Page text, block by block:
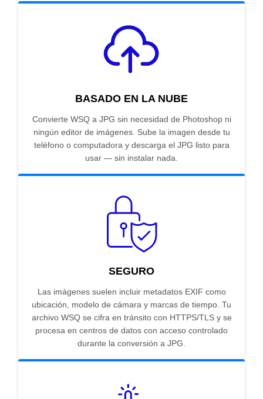
BASADO EN LA NUBE
Convierte WSQ a JPG sin necesidad de Photoshop ni
ningún editor de imágenes. Sube la imagen desde tu
teléfono o computadora y descarga el JPG listo para
usar — sin instalar nada.
SEGURO
Las imágenes suelen incluir metadatos EXIF como
ubicación, modelo de cámara y marcas de tiempo. Tu
archivo WSQ se cifra en tránsito con HTTPS/TLS y se
procesa en centros de datos con acceso controlado
durante la conversión a JPG.